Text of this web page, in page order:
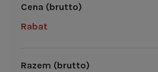
Cena (brutto)
Rabat
Razem (brutto)